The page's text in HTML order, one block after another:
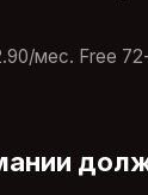
мес. Free